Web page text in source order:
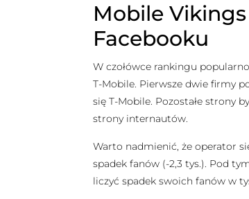
Mobile
Facebooku
W czołówce rankingu
T-Mobile. Pierwsze dwie firmy
się T-Mobile. Pozostałe strony
strony internautów.
Warto nadmienić, że operator
spadek fanów (-2,3 tys.). Pod
liczyć spadek swoich fanów w